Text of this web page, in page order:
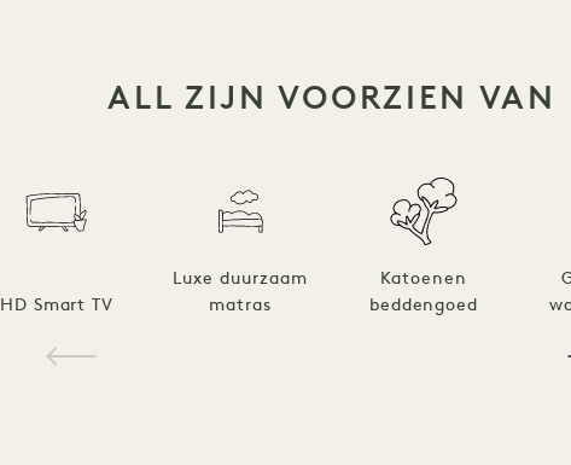
ALL ZIJN VOORZIEN VAN
HD Smart TV
Luxe duurzaam
matras
Katoenen
beddengoed